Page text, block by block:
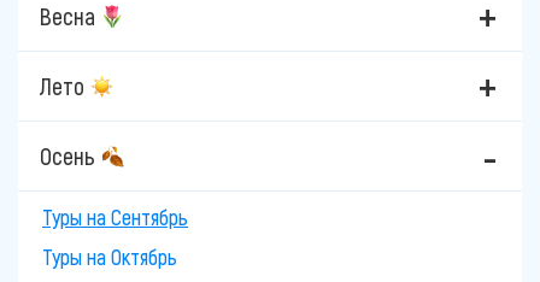
Весна
Лето
Осень
Туры на Сентябрь
Туры на Октябрь